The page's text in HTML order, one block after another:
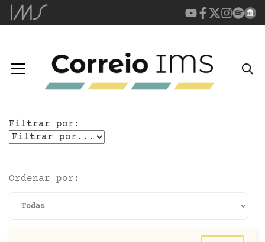
Filtrar por:
Ordenar por: